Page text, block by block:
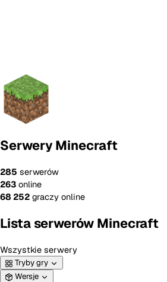
Serwery Minecraft
285 serwerów
263 online
68 252 graczy online
Lista serwerów Minecraft
Wszystkie serwery
Tryby gry
Wersje